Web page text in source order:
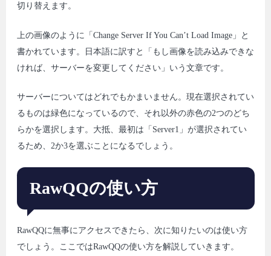
切り替えます。
上の画像のように「Change Server If You Can’t Load Image」と
書かれています。日本語に訳すと「もし画像を読み込みできな
ければ、サーバーを変更してください」いう文章です。
サーバーについてはどれでもかまいません。現在選択されてい
るものは緑色になっているので、それ以外の赤色の2つのどち
らかを選択します。大抵、最初は「Server1」が選択されてい
るため、2か3を選ぶことになるでしょう。
RawQQの使い方
RawQQに無事にアクセスできたら、次に知りたいのは使い方
でしょう。ここではRawQQの使い方を解説していきます。